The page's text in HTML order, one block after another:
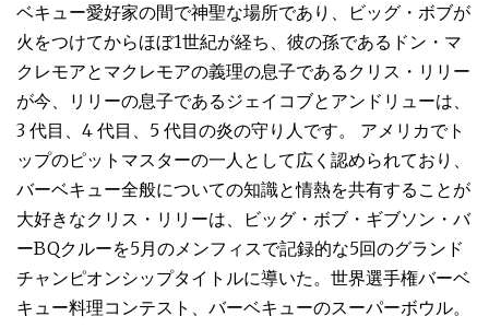
ベキュー愛好家の間で神聖な場所であり、ビッグ・ボブが
火をつけてからほぼ1世紀が経ち、彼の孫であるドン・マ
クレモアとマクレモアの義理の息子であるクリス・リリー
が今、リリーの息子であるジェイコブとアンドリューは、
3 代目、4 代目、5 代目の炎の守り人です。 アメリカでト
ップのピットマスターの一人として広く認められており、
バーベキュー全般についての知識と情熱を共有することが
大好きなクリス・リリーは、ビッグ・ボブ・ギブソン・バ
ーBQクルーを5月のメンフィスで記録的な5回のグランド
チャンピオンシップタイトルに導いた。世界選手権バーベ
キュー料理コンテスト、バーベキューのスーパーボウル。